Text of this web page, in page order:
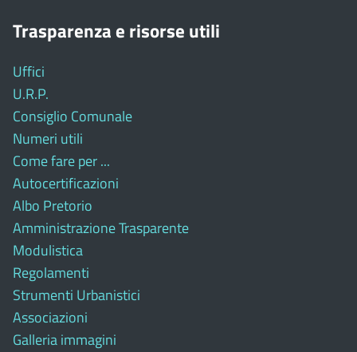
Trasparenza e risorse utili
Uffici
U.R.P.
Consiglio Comunale
Numeri utili
Come fare per ...
Autocertificazioni
Albo Pretorio
Amministrazione Trasparente
Modulistica
Regolamenti
Strumenti Urbanistici
Associazioni
Galleria immagini